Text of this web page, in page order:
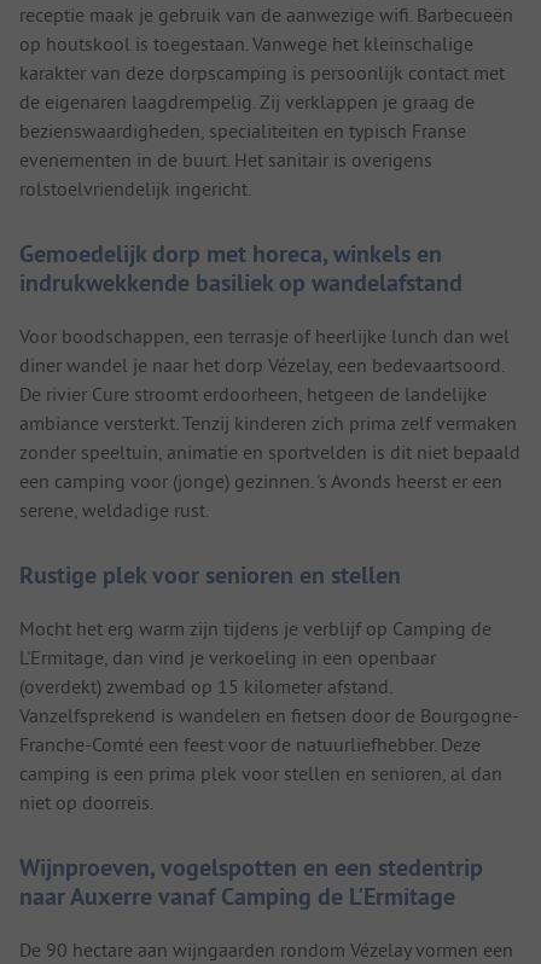
receptie maak je gebruik van de aanwezige wifi. Barbecueën
op houtskool is toegestaan. Vanwege het kleinschalige
karakter van deze dorpscamping is persoonlijk contact met
de eigenaren laagdrempelig. Zij verklappen je graag de
bezienswaardigheden, specialiteiten en typisch Franse
evenementen in de buurt. Het sanitair is overigens
rolstoelvriendelijk ingericht.
Gemoedelijk dorp met horeca, winkels en
indrukwekkende basiliek op wandelafstand
Voor boodschappen, een terrasje of heerlijke lunch dan wel
diner wandel je naar het dorp Vézelay, een bedevaartsoord.
De rivier Cure stroomt erdoorheen, hetgeen de landelijke
ambiance versterkt. Tenzij kinderen zich prima zelf vermaken
zonder speeltuin, animatie en sportvelden is dit niet bepaald
een camping voor (jonge) gezinnen. 's Avonds heerst er een
serene, weldadige rust.
Rustige plek voor senioren en stellen
Mocht het erg warm zijn tijdens je verblijf op Camping de
L'Ermitage, dan vind je verkoeling in een openbaar
(overdekt) zwembad op 15 kilometer afstand.
Vanzelfsprekend is wandelen en fietsen door de Bourgogne-
Franche-Comté een feest voor de natuurliefhebber. Deze
camping is een prima plek voor stellen en senioren, al dan
niet op doorreis.
Wijnproeven, vogelspotten en een stedentrip
naar Auxerre vanaf Camping de L'Ermitage
De 90 hectare aan wijngaarden rondom Vézelay vormen een